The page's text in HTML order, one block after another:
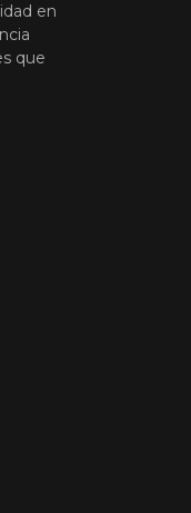
en
que